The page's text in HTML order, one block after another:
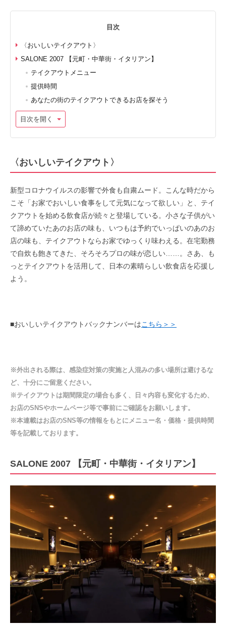
目次
〈おいしいテイクアウト〉
SALONE 2007 【元町・中華街・イタリアン】
テイクアウトメニュー
提供時間
あなたの街のテイクアウトできるお店を探そう
目次を開く
〈おいしいテイクアウト〉
新型コロナウイルスの影響で外食も自粛ムード。こんな時だから
こそ「お家でおいしい食事をして元気になって欲しい」と、テイ
クアウトを始める飲食店が続々と登場している。小さな子供がい
て諦めていたあのお店の味も、いつもは予約でいっぱいのあのお
店の味も、テイクアウトならお家でゆっくり味わえる。在宅勤務
で自炊も飽きてきた、そろそろプロの味が恋しい……。さあ、も
っとテイクアウトを活用して、日本の素晴らしい飲食店を応援し
よう。
■おいしいテイクアウトバックナンバーはこちら＞＞
※外出される際は、感染症対策の実施と人混みの多い場所は避けるな
ど、十分にご留意ください。
※テイクアウトは期間限定の場合も多く、日々内容も変化するため、
お店のSNSやホームページ等で事前にご確認をお願いします。
※本連載はお店のSNS等の情報をもとにメニュー名・価格・提供時間
等を記載しております。
SALONE 2007 【元町・中華街・イタリアン】